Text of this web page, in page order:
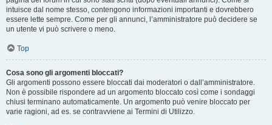
intuisce dal nome stesso, contengono informazioni importanti e dovrebbero
essere lette sempre. Come per gli annunci, l’amministratore può decidere se
un utente vi può scrivere o meno.
Top
Cosa sono gli argomenti bloccati?
Gli argomenti possono essere bloccati dai moderatori o dall’amministratore.
Non è possibile rispondere ad un argomento bloccato così come i sondaggi
chiusi terminano automaticamente. Un argomento può venire bloccato per
varie ragioni, ad es. se contravviene ai Termini di Utilizzo.